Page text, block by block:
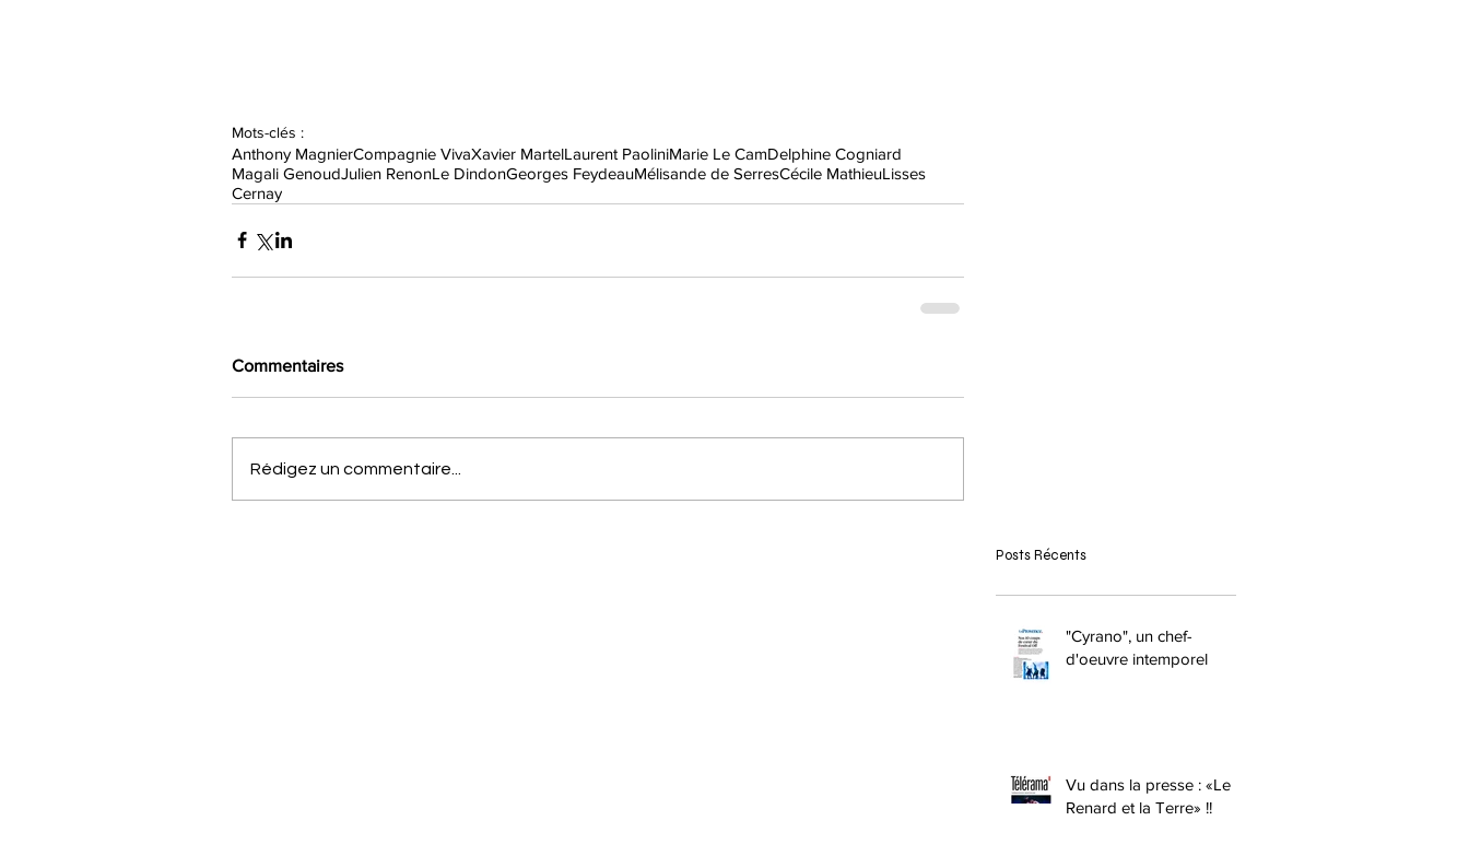
Mots-clés :
Anthony MagnierCompagnie VivaXavier MartelLaurent PaoliniMarie Le CamDelphine Cogniard
Magali GenoudJulien RenonLe DindonGeorges FeydeauMélisande de SerresCécile MathieuLisses
Cernay
Commentaires
Rédigez un commentaire...
Posts Récents
"Cyrano", un chef-
d'oeuvre intemporel
Vu dans la presse : «Le
Renard et la Terre» !!